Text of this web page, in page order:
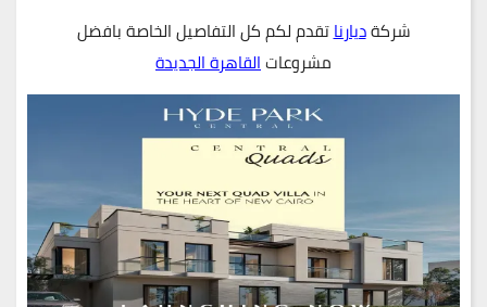
شركةديارناتقدم لكم كل التفاصيل الخاصة بافضل
مشروعاتالقاهرة الجديدة